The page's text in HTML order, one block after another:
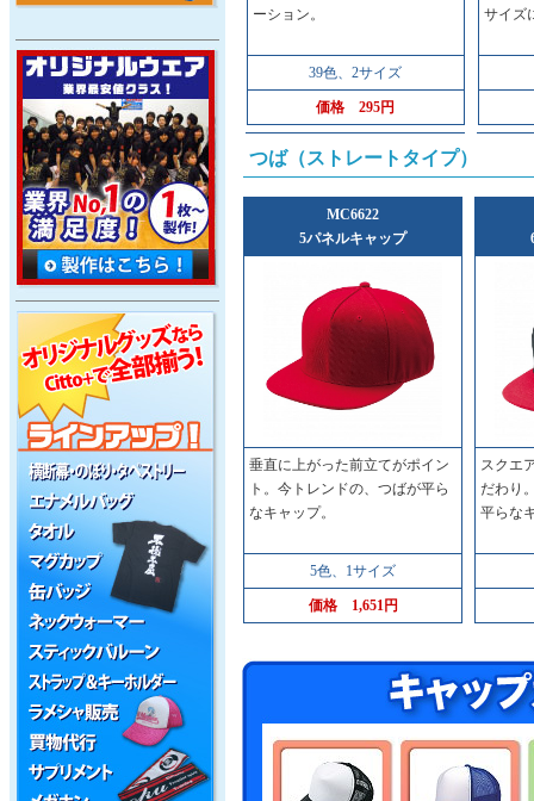
ーション。
39色、2サイズ
価格 295円
サイズ
つば（ストレートタイプ）
MC6622
5パネルキャップ
垂直に上がった前立てがポイン
ト。今トレンドの、つばが平ら
なキャップ。
5色、1サイズ
価格 1,651円
スクエ
だわり
平らな